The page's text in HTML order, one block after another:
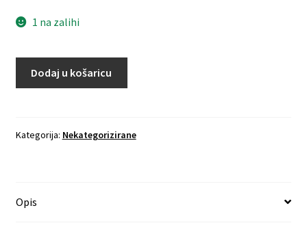
1 na zalihi
Dodaj u košaricu
Kategorija: Nekategorizirane
Opis